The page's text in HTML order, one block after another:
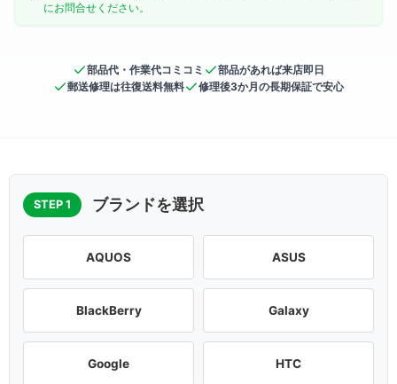
にお問合せください。
部品代・作業代コミコミ
部品があれば来店即日
郵送修理は往復送料無料
修理後3か月の長期保証で安心
STEP 1 ブランドを選択
AQUOS ASUS
BlackBerry Galaxy
Google HTC